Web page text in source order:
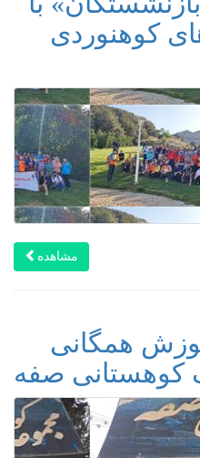
کوهنوردی
مشاهده
همگانی
کوهستانی صفه